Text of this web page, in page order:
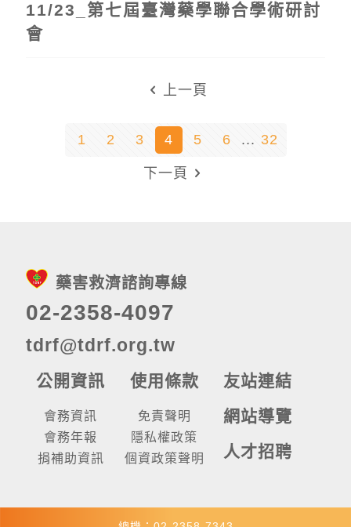
11/23_第七屆臺灣藥學聯合學術研討
會
上一頁
1 2 3 4 5 6 ... 32
下一頁
藥害救濟諮詢專線
02-2358-4097
tdrf@tdrf.org.tw
公開資訊
會務資訊
會務年報
捐補助資訊
使用條款
免責聲明
隱私權政策
個資政策聲明
友站連結
網站導覽
人才招聘